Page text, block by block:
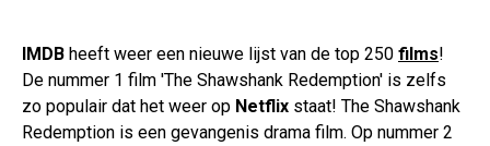
IMDB heeft weer een nieuwe lijst van de top 250 films!
De nummer 1 film 'The Shawshank Redemption' is zelfs
zo populair dat het weer op Netflix staat! The Shawshank
Redemption is een gevangenis drama film. Op nummer 2